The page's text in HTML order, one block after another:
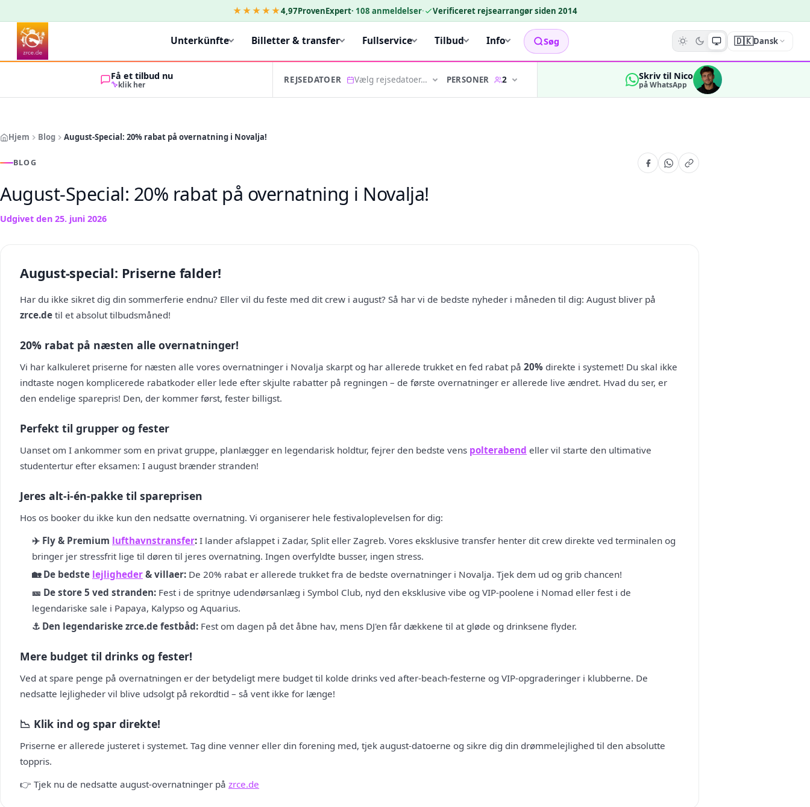
★★★★★4,97ProvenExpert· 108 anmeldelser· Verificeret rejsearrangør siden 2014
Unterkünfte Billetter & transfer Fullservice Tilbud Info Søg 🇩🇰Dansk
Få et tilbud nu
klik her REJSEDATOER Vælg rejsedatoer… PERSONER 2 Skriv til Nico
på WhatsApp
Hjem Blog August-Special: 20% rabat på overnatning i Novalja!
BLOG
August-Special: 20% rabat på overnatning i Novalja!
Udgivet den 25. juni 2026
August-special: Priserne falder!
Har du ikke sikret dig din sommerferie endnu? Eller vil du feste med dit crew i august? Så har vi de bedste nyheder i måneden til dig: August bliver på
zrce.de til et absolut tilbudsmåned!
20% rabat på næsten alle overnatninger!
Vi har kalkuleret priserne for næsten alle vores overnatninger i Novalja skarpt og har allerede trukket en fed rabat på 20% direkte i systemet! Du skal ikke
indtaste nogen komplicerede rabatkoder eller lede efter skjulte rabatter på regningen – de første overnatninger er allerede live ændret. Hvad du ser, er
den endelige sparepris! Den, der kommer først, fester billigst.
Perfekt til grupper og fester
Uanset om I ankommer som en privat gruppe, planlægger en legendarisk holdtur, fejrer den bedste vens polterabend eller vil starte den ultimative
studentertur efter eksamen: I august brænder stranden!
Jeres alt-i-én-pakke til spareprisen
Hos os booker du ikke kun den nedsatte overnatning. Vi organiserer hele festivaloplevelsen for dig:
✈️ Fly & Premium lufthavnstransfer: I lander afslappet i Zadar, Split eller Zagreb. Vores eksklusive transfer henter dit crew direkte ved terminalen og
bringer jer stressfrit lige til døren til jeres overnatning. Ingen overfyldte busser, ingen stress.
🏡 De bedste lejligheder & villaer: De 20% rabat er allerede trukket fra de bedste overnatninger i Novalja. Tjek dem ud og grib chancen!
🎫 De store 5 ved stranden: Fest i de spritnye udendørsanlæg i Symbol Club, nyd den eksklusive vibe og VIP-poolene i Nomad eller fest i de
legendariske sale i Papaya, Kalypso og Aquarius.
⚓ Den legendariske zrce.de festbåd: Fest om dagen på det åbne hav, mens DJ'en får dækkene til at gløde og drinksene flyder.
Mere budget til drinks og fester!
Ved at spare penge på overnatningen er der betydeligt mere budget til kolde drinks ved after-beach-festerne og VIP-opgraderinger i klubberne. De
nedsatte lejligheder vil blive udsolgt på rekordtid – så vent ikke for længe!
📉 Klik ind og spar direkte!
Priserne er allerede justeret i systemet. Tag dine venner eller din forening med, tjek august-datoerne og sikre dig din drømmelejlighed til den absolutte
toppris.
👉 Tjek nu de nedsatte august-overnatninger på zrce.de